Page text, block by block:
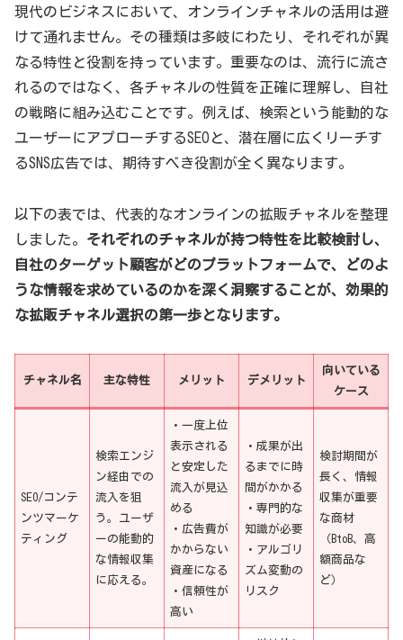
現代のビジネスにおいて、オンラインチャネルの活用は避
けて通れません。その種類は多岐にわたり、それぞれが異
なる特性と役割を持っています。重要なのは、流行に流さ
れるのではなく、各チャネルの性質を正確に理解し、自社
の戦略に組み込むことです。例えば、検索という能動的な
ユーザーにアプローチするSEOと、潜在層に広くリーチす
るSNS広告では、期待すべき役割が全く異なります。
以下の表では、代表的なオンラインの拡販チャネルを整理
しました。 それぞれのチャネルが持つ特性を比較検討し、
自社のターゲット顧客がどのプラットフォームで、どのよ
うな情報を求めているのかを深く洞察することが、効果的
な拡販チャネル選択の第一歩となります。
チャネル名 主な特性 メリット デメリット
向いている
ケース
SEO/コンテ
ンツマーケ
ティング
検索エンジ
ン経由での
流入を狙
う。ユーザ
ーの能動的
な情報収集
に応える。
・一度上位
表示される
と安定した
流入が見込
める
・広告費が
かからない
資産になる
・信頼性が
高い
・成果が出
るまでに時
間がかかる
・専門的な
知識が必要
・アルゴリ
ズム変動の
リスク
検討期間が
長く、情報
収集が重要
な商材
（BtoB、高
額商品な
ど）